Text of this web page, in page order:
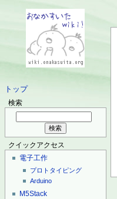
トップ
検索
クイックアクセス
電子工作
プロトタイピング
Arduino
M5Stack